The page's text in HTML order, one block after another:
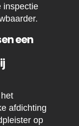
inspectie
een
afdichting
op